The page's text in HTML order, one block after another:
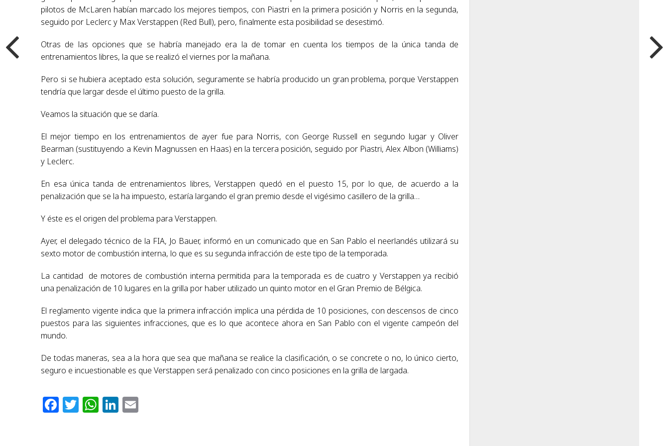
pilotos de McLaren habían marcado los mejores tiempos, con Piastri en la primera posición y Norris en la segunda,
seguido por Leclerc y Max Verstappen (Red Bull), pero, finalmente esta posibilidad se desestimó.
Otras de las opciones que se habría manejado era la de tomar en cuenta los tiempos de la única tanda de
entrenamientos libres, la que se realizó el viernes por la mañana.
Pero si se hubiera aceptado esta solución, seguramente se habría producido un gran problema, porque Verstappen
tendría que largar desde el último puesto de la grilla.
Veamos la situación que se daría.
El mejor tiempo en los entrenamientos de ayer fue para Norris, con George Russell en segundo lugar y Oliver
Bearman (sustituyendo a Kevin Magnussen en Haas) en la tercera posición, seguido por Piastri, Alex Albon (Williams)
y Leclerc.
En esa única tanda de entrenamientos libres, Verstappen quedó en el puesto 15, por lo que, de acuerdo a la
penalización que se la ha impuesto, estaría largando el gran premio desde el vigésimo casillero de la grilla…
Y éste es el origen del problema para Verstappen.
Ayer, el delegado técnico de la FIA, Jo Bauer, informó en un comunicado que en San Pablo el neerlandés utilizará su
sexto motor de combustión interna, lo que es su segunda infracción de este tipo de la temporada.
La cantidad de motores de combustión interna permitida para la temporada es de cuatro y Verstappen ya recibió
una penalización de 10 lugares en la grilla por haber utilizado un quinto motor en el Gran Premio de Bélgica.
El reglamento vigente indica que la primera infracción implica una pérdida de 10 posiciones, con descensos de cinco
puestos para las siguientes infracciones, que es lo que acontece ahora en San Pablo con el vigente campeón del
mundo.
De todas maneras, sea a la hora que sea que mañana se realice la clasificación, o se concrete o no, lo único cierto,
seguro e incuestionable es que Verstappen será penalizado con cinco posiciones en la grilla de largada.
Facebook
Twitter
WhatsApp
LinkedIn